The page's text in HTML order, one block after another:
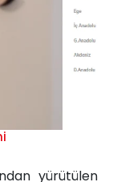
yürütülen